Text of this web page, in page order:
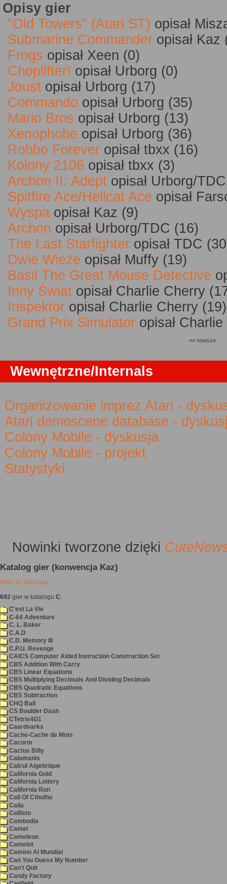
Opisy gier
"Old Towers" (Atari ST) opisał
Submarine Commander opisał Kaz
Frogs opisał Xeen (0)
Choplifter! opisał Urborg (0)
Joust opisał Urborg (17)
Commando opisał Urborg (35)
Mario Bros opisał Urborg (13)
Xenophobe opisał Urborg (36)
Robbo Forever opisał tbxx (16)
Kolony 2106 opisał tbxx (3)
Archon II: Adept opisał Urborg/
Spitfire Ace/Hellcat Ace opisał
Wyspa opisał Kaz (9)
Archon opisał Urborg/TDC (16)
The Last Starfighter opisał TDC
Dwie Wieże opisał Muffy (19)
Basil The Great Mouse Detective
Inny Świat opisał Charlie Cherry
Inspektor opisał Charlie Cherry (19)
Grand Prix Simulator opisał
«« nowsze
Wewnętrzne/Internals
Organizowanie imprez Atari -
Atari demoscene database -
Colony Mobile - dyskusja
Colony Mobile - projekt
Statystyki
Nowinki tworzone dzięki
Katalog gier (konwencja Kaz)
Wróc do katalogu
692 gier w katalogu C:
C'est La Vie
C-64 Adventure
C. L. Baker
C.A.D
C.D. Memory III
C.P.U. Revenge
CAICS Computer Aided Instruction Construction Set
CBS Addition With Carry
CBS Linear Equations
CBS Multiplying Decimals And Dividing Decimals
CBS Quadratic Equations
CBS Subtraction
CHQ Ball
CS Boulder Dash
CTetris4G1
Caardvarks
Cache-Cache de Mots
Cacorm
Cactus Billy
Calamanis
Calcul Algebrique
California Gold
California Lottery
California Run
Call Of Cthulhu
Calla
Callisto
Cambodia
Camel
Cameleon
Camelot
Camino Al Mundial
Can You Guess My Number
Can't Quit
Candy Factory